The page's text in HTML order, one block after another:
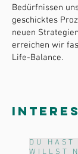
Bedürfnissen
geschicktes
neuen
erreichen wir
Life-Balance.
DU HAST